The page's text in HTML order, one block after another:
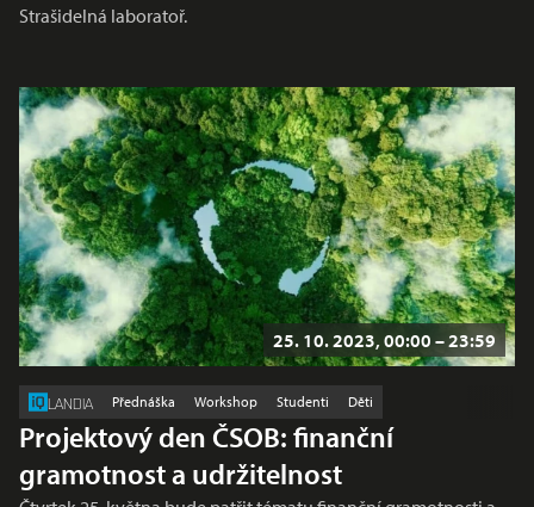
Strašidelná laboratoř.
25. 10. 2023, 00:00 – 23:59
LANDIA Přednáška Workshop Studenti Děti
Projektový den ČSOB: finanční
gramotnost a udržitelnost